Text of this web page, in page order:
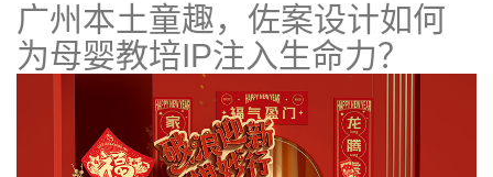
广州本土童趣，佐案设计如何
为母婴教培IP注入生命力？